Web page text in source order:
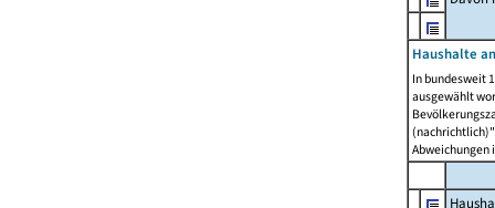
Haushalte
In bundesweit
ausgewählt
Abweichungen